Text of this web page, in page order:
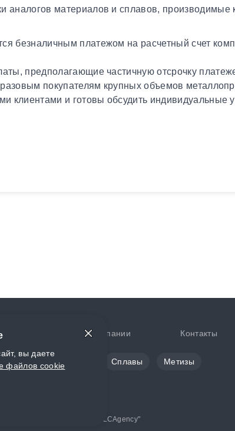
аналогов материалов и сплавов,
безналичным платежом на расчетный счет
предполагающие частичную отсрочку
разовым покупателям крупных объемов
клиентами и готовы обсудить индивидуальные
и оплата О компании Контакты
Цветной металл Сплавы Метизы
продвижение " LCAgency"
вы даете
файлов cookie